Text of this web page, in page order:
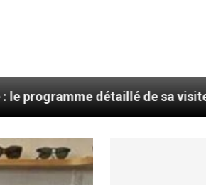
de sa visite en septembre